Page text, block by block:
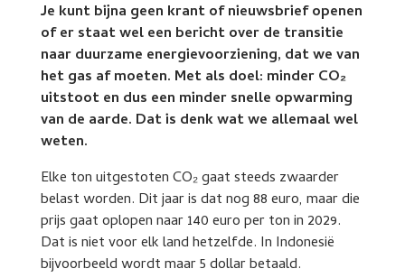
Je kunt bijna geen krant of nieuwsbrief openen
of er staat wel een bericht over de transitie
naar duurzame energievoorziening, dat we van
het gas af moeten. Met als doel: minder CO₂
uitstoot en dus een minder snelle opwarming
van de aarde. Dat is denk wat we allemaal wel
weten.
Elke ton uitgestoten CO₂ gaat steeds zwaarder
belast worden. Dit jaar is dat nog 88 euro, maar die
prijs gaat oplopen naar 140 euro per ton in 2029.
Dat is niet voor elk land hetzelfde. In Indonesië
bijvoorbeeld wordt maar 5 dollar betaald.